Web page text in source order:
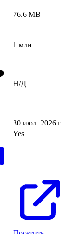
76.6 MB
1 млн
Н/Д
30 июл. 2026 г.
Yes